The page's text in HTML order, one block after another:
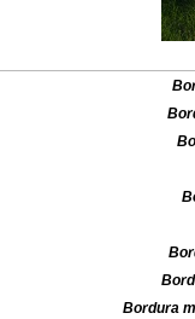
Bordura